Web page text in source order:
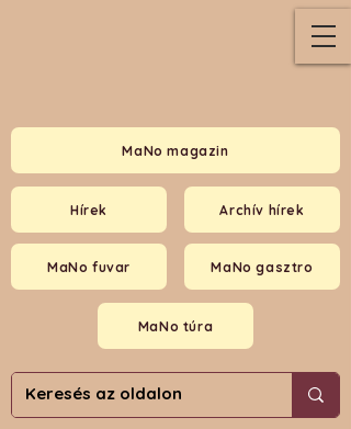
Hírek
MaNo magazin
MaNo fuvar MaNo gasztro
MaNo túra
Archív hírek